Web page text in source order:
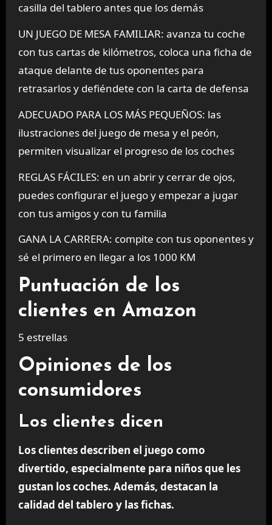
casilla del tablero antes que los demás
UN JUEGO DE MESA FAMILIAR: avanza tu coche
con tus cartas de kilómetros, coloca una ficha de
ataque delante de tus oponentes para
retrasarlos y defiéndete con la carta de defensa
ADECUADO PARA LOS MÁS PEQUEÑOS: las
ilustraciones del juego de mesa y el peón,
permiten visualizar el progreso de los coches
REGLAS FÁCILES: en un abrir y cerrar de ojos,
puedes configurar el juego y empezar a jugar
con tus amigos y con tu familia
GANA LA CARRERA: compite con tus oponentes y
sé el primero en llegar a los 1000 KM
Puntuación de los
clientes en Amazon
5 estrellas
Opiniones de los
consumidores
Los clientes dicen
Los clientes describen el juego como
divertido, especialmente para niños que les
gustan los coches. Además, destacan la
calidad del tablero y las fichas.